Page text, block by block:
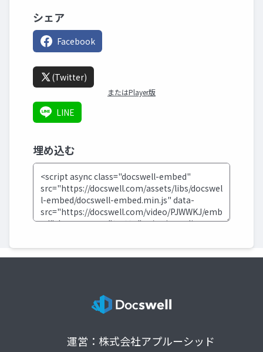
シェア
Facebook
(Twitter)
またはPlayer版
LINE
埋め込む
運営：株式会社アプルーシッド